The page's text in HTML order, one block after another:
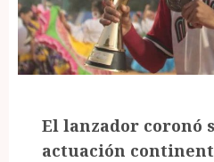
El lanzador coronó
actuación